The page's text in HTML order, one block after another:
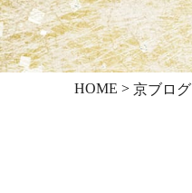
HOME > 京ブログ